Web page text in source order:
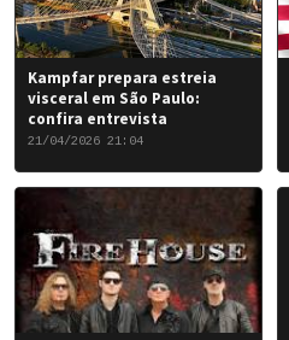
Kampfar prepara estreia
visceral em São Paulo:
confira entrevista
21/04/2026 21:04